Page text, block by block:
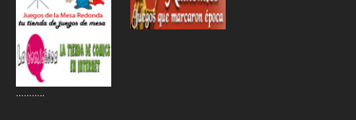
………..